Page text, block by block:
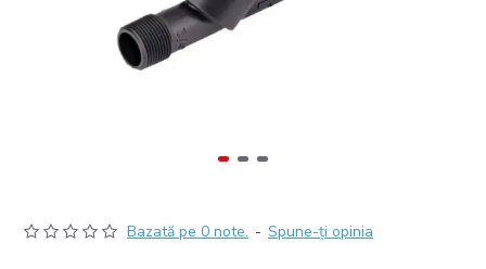
Bazată pe 0 note. - Spune-ţi opinia